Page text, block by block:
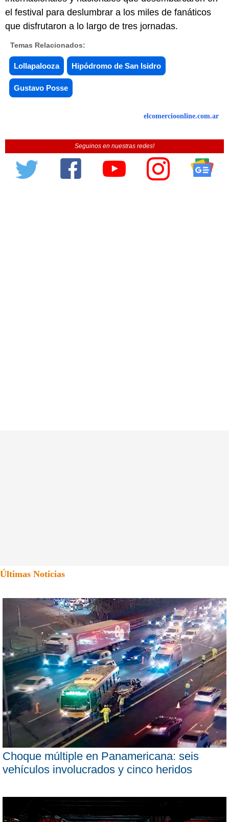
el festival para deslumbrar a los miles de fanáticos
que disfrutaron a lo largo de tres jornadas.
Temas Relacionados:
Lollapalooza Hipódromo de San Isidro
Gustavo Posse
elcomercioonline.com.ar
Seguinos en nuestras redes!
Últimas Noticias
Choque múltiple en Panamericana: seis
vehículos involucrados y cinco heridos